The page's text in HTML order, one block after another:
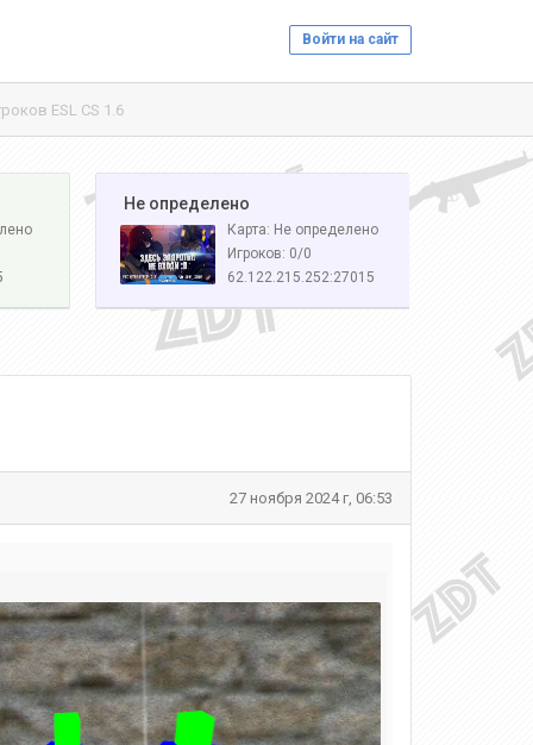
Войти на сайт
ESL CS 1.6
️ Не определено
Карта: Не определено
Игроков: 0/0
62.122.215.252:27015
27 ноября 2024 г, 06:53